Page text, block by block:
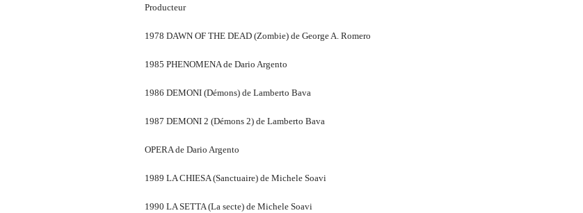
Producteur
1978 DAWN OF THE DEAD (Zombie) de George A. Romero
1985 PHENOMENA de Dario Argento
1986 DEMONI (Démons) de Lamberto Bava
1987 DEMONI 2 (Démons 2) de Lamberto Bava
OPERA de Dario Argento
1989 LA CHIESA (Sanctuaire) de Michele Soavi
1990 LA SETTA (La secte) de Michele Soavi